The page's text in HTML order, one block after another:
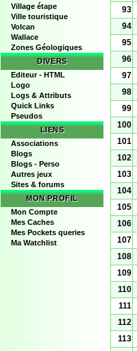
Village étape
Ville touristique
Volcan
Wallace
Zones Géologiques
DIVERS
Editeur - HTML
Logo
Logs & Attributs
Quick Links
Pseudos
LIENS
Associations
Blogs
Blogs - Perso
Autres jeux
Sites & forums
MON PROFIL
Mon Compte
Mes Caches
Mes Pockets queries
Ma Watchlist
93
94
95
96
97
98
99
100
101
102
103
104
105
106
107
108
109
110
111
112
113